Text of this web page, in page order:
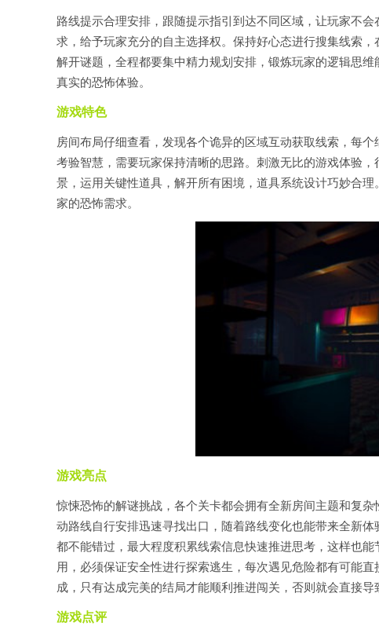
路线提示合理安排，跟随提示指引到达不同区域，让玩家不
求，给予玩家充分的自主选择权。保持好心态进行搜集线索
解开谜题，全程都要集中精力规划安排，锻炼玩家的逻辑思
真实的恐怖体验。
游戏特色
房间布局仔细查看，发现各个诡异的区域互动获取线索，每
考验智慧，需要玩家保持清晰的思路。刺激无比的游戏体验
景，运用关键性道具，解开所有困境，道具系统设计巧妙合
家的恐怖需求。
游戏亮点
惊悚恐怖的解谜挑战，各个关卡都会拥有全新房间主题和复
动路线自行安排迅速寻找出口，随着路线变化也能带来全新
都不能错过，最大程度积累线索信息快速推进思考，这样也
用，必须保证安全性进行探索逃生，每次遇见危险都有可能
成，只有达成完美的结局才能顺利推进闯关，否则就会直接
游戏点评